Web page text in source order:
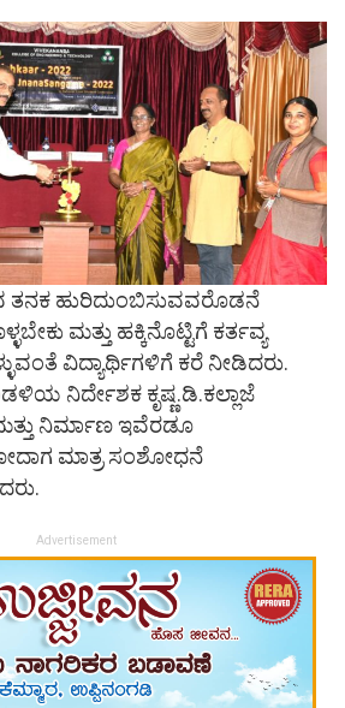
ತನಕ ಹುರಿದುಂಬಿಸುವವರೊಡನೆ
ಮತ್ತು ಹಕ್ಕಿನೊಟ್ಟಿಗೆ ಕರ್ತವ್ಯ
ವಿದ್ಯಾರ್ಥಿಗಳಿಗೆ ಕರೆ ನೀಡಿದರು.
ನಿರ್ದೇಶಕ ಕೃಷ್ಣ.ಡಿ.ಕಲ್ಲಾಜೆ
ನಿರ್ಮಾಣ ಇವೆರಡೂ
ಮಾತ್ರ ಸಂಶೋಧನೆ
Advertisement